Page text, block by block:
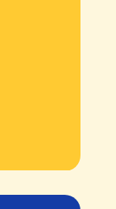
j’ai la